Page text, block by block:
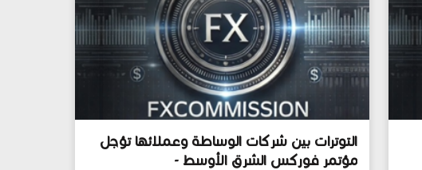
التوترات بين شركات الوساطة وعملائها تؤجل
مؤتمر فوركس الشرق الأوسط -